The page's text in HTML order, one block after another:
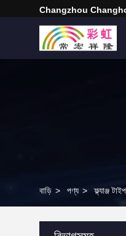
Changzhou
বাড়ি > পণ্য > ফ্ল্যাঞ্জ